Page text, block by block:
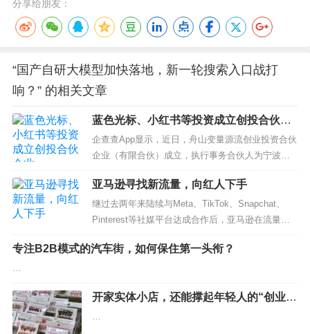
分享给朋友：
“国产自研大模型加快落地，新一轮搜索入口战打
响？” 的相关文章
蓝色光标、小红书等投资成立创投合伙企
业
企查查App显示，近日，舟山变量源流创业投资合伙
企业（有限合伙）成立，执行事务合伙人为宁波梅
山保税港区变量投资管理有限公司，出资额3400万
元人民币，经营范围包含：创业投资（限投资未上
市企业）；以自有资金从事投资活动；信息咨询服
务。企查查股权穿透显示，该公司由蓝色光标旗下
北京蓝色光标企业管理中心（有…
亚马逊寻找新流量，向红人下手
继过去两年来陆续与Meta、TikTok、Snapchat、
Pinterest等社媒平台达成合作后，亚马逊在流量引
入上又拿出一个重要举措——押注红人经济。日
前，亚马逊收购了Spotter公司的少数股权，并与
为Spotter旗下红人带来新的盈利机会。…
专注B2B模式的汽车街，如何保住第一头衔？
…
开家实体小店，还能撑起年轻人的“创业
…